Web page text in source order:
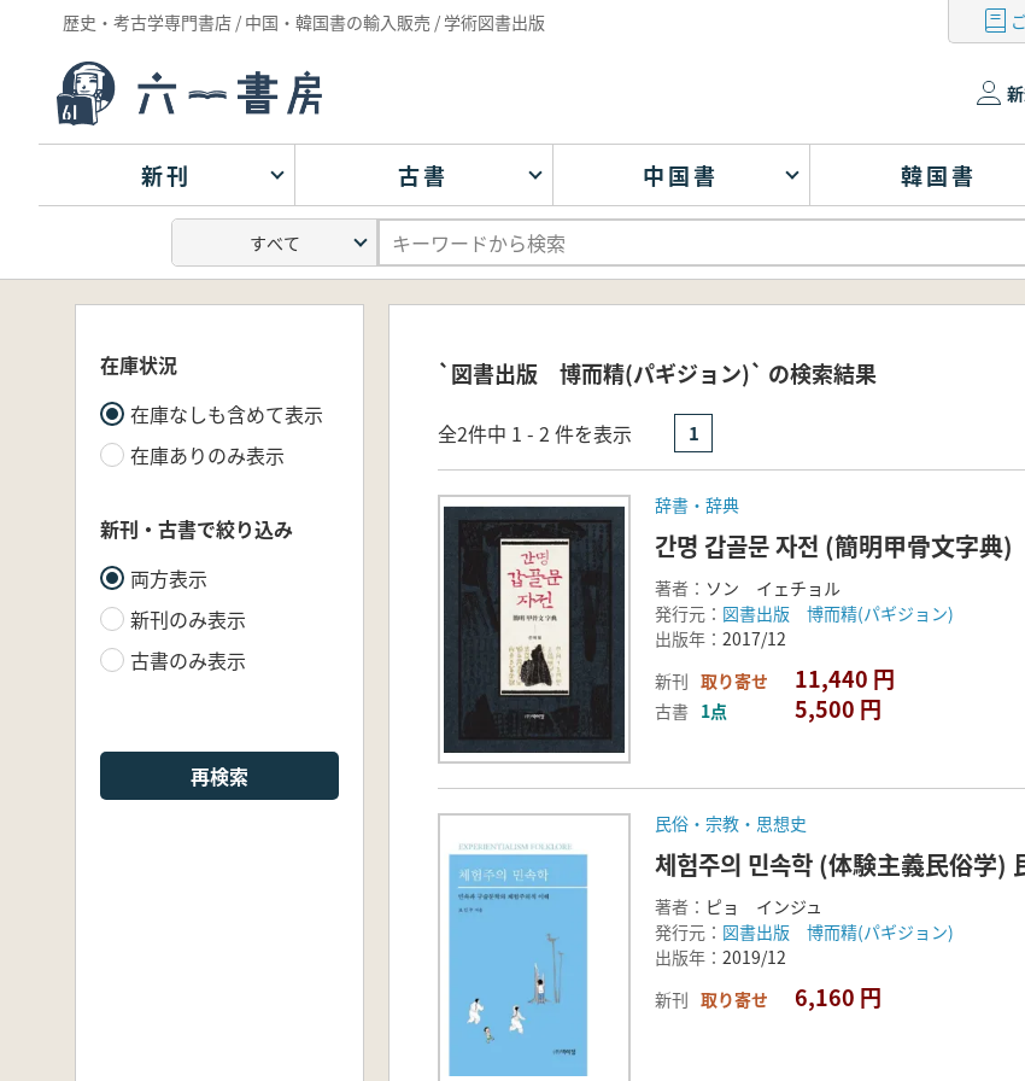
歴史・考古学専門書店 / 中国・韓国書の輸入販売 / 学術図書出版
新刊 古書 中国書 韓国書
在庫状況
在庫なしも含めて表示
在庫ありのみ表示
新刊・古書で絞り込み
両方表示
新刊のみ表示
古書のみ表示
再検索
`図書出版 博而精(パギジョン)` の検索結果
全2件中 1 - 2 件を表示 1
辞書・辞典
간명 갑골문 자전 (簡明甲骨文字典)
著者： ソン イェチョル
発行元： 図書出版 博而精(パギジョン)
出版年： 2017/12
新刊 取り寄せ 11,440 円
古書 1点 5,500 円
民俗・宗教・思想史
체험주의 민속학 (体験主義民俗学
著者： ピョ インジュ
発行元： 図書出版 博而精(パギジョン)
出版年： 2019/12
新刊 取り寄せ 6,160 円